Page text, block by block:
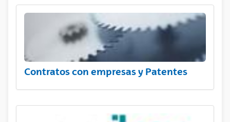
Contratos con empresas y Patentes